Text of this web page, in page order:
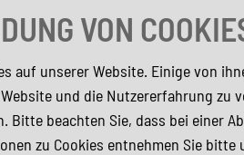
VON
auf unserer Website. Einige von
und die Nutzererfahrung zu
Bitte beachten Sie, dass bei einer
zu Cookies entnehmen Sie bitte